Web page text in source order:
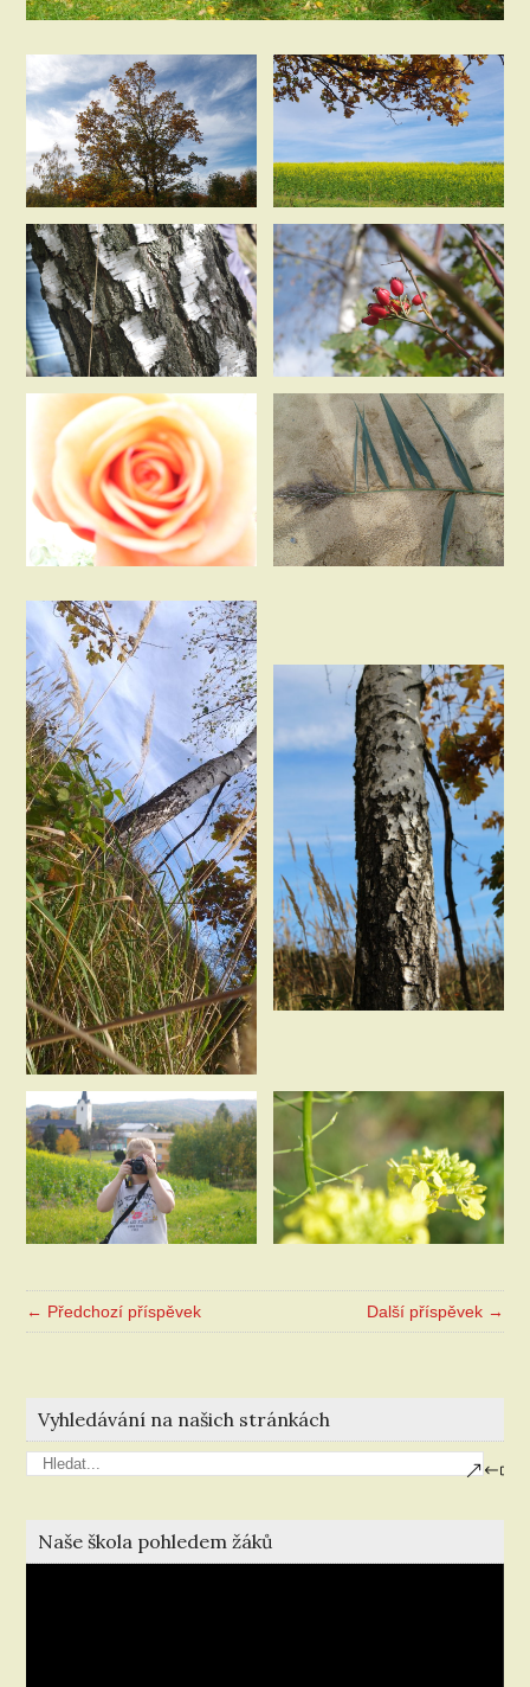
← Předchozí příspěvek Další příspěvek →
Vyhledávání na našich stránkách
Naše škola pohledem žáků